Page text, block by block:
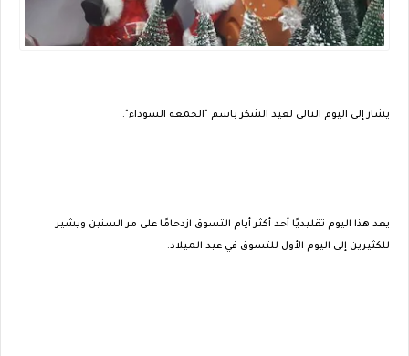
يشار إلى اليوم التالي لعيد الشكر باسم "الجمعة السوداء".
يعد هذا اليوم تقليديًا أحد أكثر أيام التسوق ازدحامًا على مر السنين ويشير
للكثيرين إلى اليوم الأول للتسوق في عيد الميلاد.